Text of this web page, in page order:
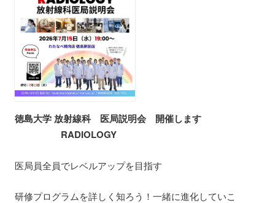
徳島大学 放射線科 医局説明会 開催します
RADIOLOGY
医局員全員でレベルアップを目指す
研修プログラムを詳しく知ろう！一緒に進化していこ